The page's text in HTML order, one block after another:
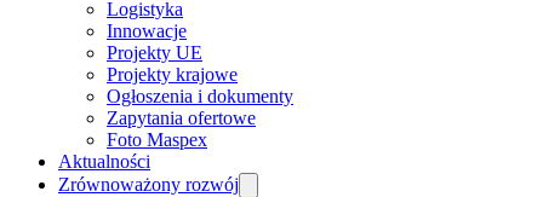
Logistyka
Innowacje
Projekty UE
Projekty krajowe
Ogłoszenia i dokumenty
Zapytania ofertowe
Foto Maspex
Aktualności
Zrównoważony rozwój